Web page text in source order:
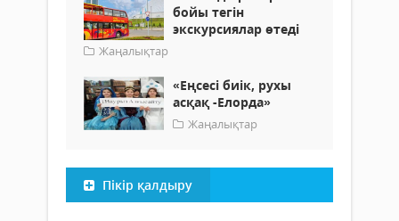
бойы тегін
экскурсиялар өтеді
Жаңалықтар
«Еңсесі биік, рухы
асқақ -Елорда»
Жаңалықтар
Пікір қалдыру